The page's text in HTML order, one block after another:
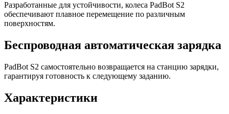
Разработанные для устойчивости, колеса PadBot S2
обеспечивают плавное перемещение по различным
поверхностям.
Беспроводная автоматическая зарядка
PadBot S2 самостоятельно возвращается на станцию зарядки,
гарантируя готовность к следующему заданию.
Характеристики